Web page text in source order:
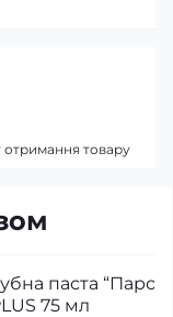
BIOREPAIR
отримання товару